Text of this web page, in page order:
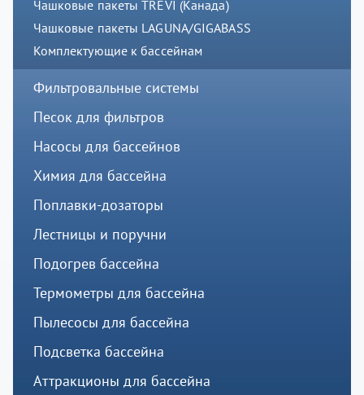
Чашковые пакеты TREVI (Канада)
Чашковые пакеты LAGUNA/GIGABASS
Комплектующие к бассейнам
Фильтровальные системы
Песок для фильтров
Насосы для бассейнов
Химия для бассейна
Поплавки-дозаторы
Лестницы и поручни
Подогрев бассейна
Термометры для бассейна
Пылесосы для бассейна
Подсветка бассейна
Аттракционы для бассейна